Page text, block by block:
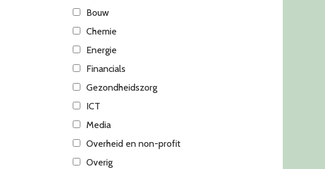
Bouw
Chemie
Energie
Financials
Gezondheidszorg
ICT
Media
Overheid en non-profit
Overig